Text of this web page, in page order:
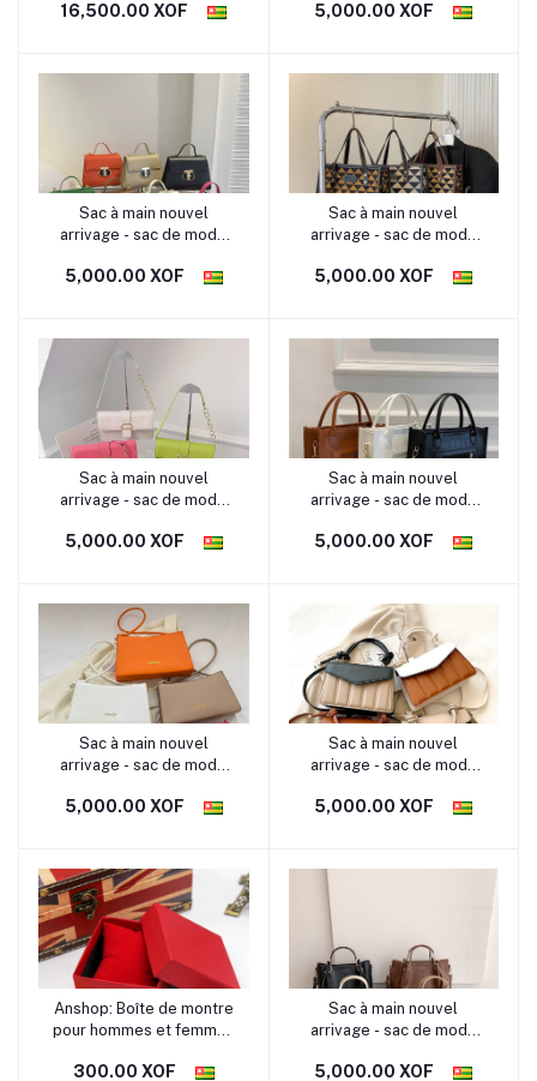
16,500.00 XOF
modèle TG02 sac de
5,000.00 XOF
Sac à main nouvel
arrivage - sac de mode
modèle TG03 sac de
5,000.00 XOF
Sac à main nouvel
arrivage - sac de mode
modèle TG04 sac de
5,000.00 XOF
Sac à main nouvel
arrivage - sac de mode
modèle TG05 sac de
5,000.00 XOF
Sac à main nouvel
arrivage - sac de mode
modèle TG06 sac de
5,000.00 XOF
Sac à main nouvel
arrivage - sac de mode
modèle TG07 sac de
5,000.00 XOF
Sac à main nouvel
arrivage - sac de mode
modèle TG08 sac de
5,000.00 XOF
Anshop: Boîte de montre
pour hommes et femmes
luxe - Boîte d'emballage
300.00 XOF
Sac à main nouvel
arrivage - sac de mode
modèle TG10 sac de
5,000.00 XOF